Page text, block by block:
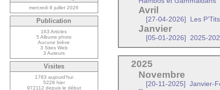
Avril
[27-04-2026] Les
Janvier
[05-01-2026] 2025-
2025
Novembre
[20-11-2025]
Janvier-
mercredi 8 juillet 2026
Publication
163 Articles
5 Albums photo
Aucune brève
3 Sites Web
3 Auteurs
Visites
1783 aujourd’hui
5228 hier
972112 depuis le début